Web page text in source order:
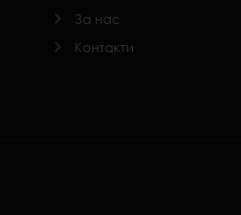
За нас
Контакти